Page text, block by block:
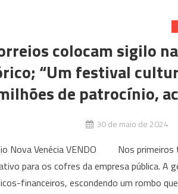
colocam sigilo
“Um festival
de patrocínio,
30 de maio de 2024
Nova Venécia VENDO Nos primeiros
para os cofres da empresa pública.
financeiros, escondendo um rombo